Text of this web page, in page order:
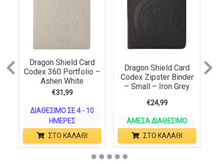
Dragon Shield Card
Codex 360 Portfolio –
Ashen White
€31,99
ΔΙΑΘΈΣΙΜΟ ΣΕ 4 - 10
ΗΜΈΡΕΣ
ΣΤΟ ΚΑΛΆΘΙ
Dragon Shield Card
Codex Zipster Binder
– Small – Iron Grey
€24,99
ΆΜΕΣΑ ΔΙΑΘΈΣΙΜΟ
ΣΤΟ ΚΑΛΆΘΙ
Previous